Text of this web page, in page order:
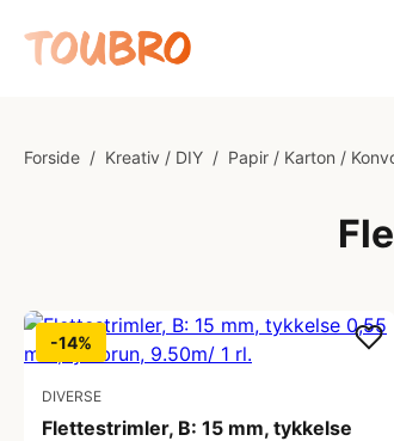
Forside / Kreativ / DIY / Papir / Karton /
-14%
DIVERSE
Flettestrimler, B: 15 mm, tykkelse